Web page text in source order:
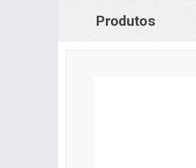
Produtos